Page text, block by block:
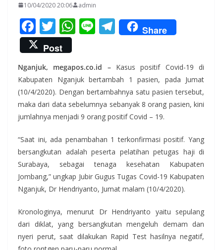
10/04/2020 20:06 admin
F
ac
e
b
o
o
k
T
w
itt
er
W
s
A
p
p
Li T
el
gr
a
m
Share
Post
Nganjuk, megapos.co.id – Kasus positif Covid-19 di
Kabupaten Nganjuk bertambah 1 pasien, pada Jumat
(10/4/2020). Dengan bertambahnya satu pasien tersebut,
maka dari data sebelumnya sebanyak 8 orang pasien, kini
jumlahnya menjadi 9 orang positif Covid – 19.
“Saat ini, ada penambahan 1 terkonfirmasi positif. Yang
bersangkutan adalah peserta pelatihan petugas haji di
Surabaya, sebagai tenaga kesehatan Kabupaten
Jombang,” ungkap Jubir Gugus Tugas Covid-19 Kabupaten
Nganjuk, Dr Hendriyanto, Jumat malam (10/4/2020).
Kronologinya, menurut Dr Hendriyanto yaitu sepulang
dari diklat, yang bersangkutan mengeluh demam dan
nyeri perut, saat dilakukan Rapid Test hasilnya negatif,